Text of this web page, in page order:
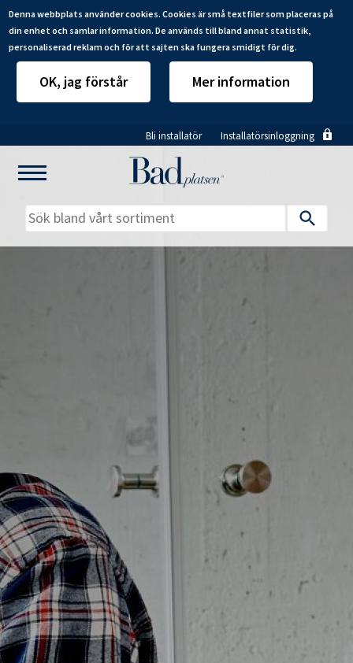
Denna webbplats använder cookies. Cookies är små textfiler som placeras på
din enhet och samlar information. De används till bland annat statistik,
personaliserad reklam och för att sajten ska fungera smidigt för dig.
OK, jag förstår Mer information
till
huvudinnehåll
Bli installatör Installatörsinloggning
Våra varumärken